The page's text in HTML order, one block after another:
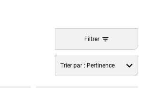
Filtrer
Trier par : Pertinence